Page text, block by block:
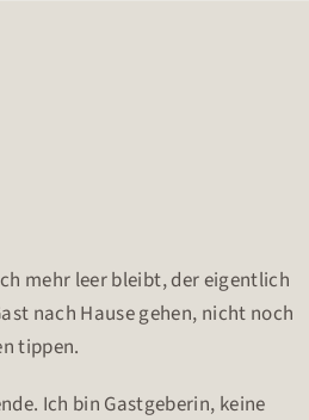
mehr leer bleibt, der eigentlich
nach Hause gehen, nicht noch
tippen.
Ich bin Gastgeberin, keine